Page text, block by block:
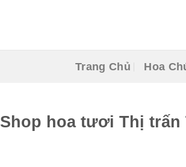
Trang Chủ Hoa
Shop hoa tươi Thị trấn